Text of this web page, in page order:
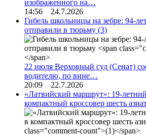
изображенного на…
14:56 24.7.2026
Гибель школьницы на зебре: 94-
отправили в тюрьму (3)
22 июля Верховный суд (Сенат)
водителю, по вине…
20:09 22.7.2026
«Латвийский маршрут»: 19-
компактный кроссовер шесть